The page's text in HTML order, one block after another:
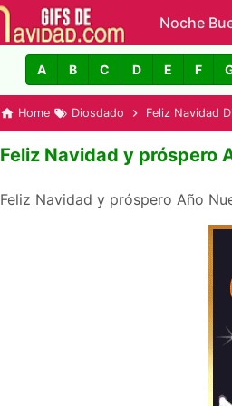
Noche
GIFs de
A B C D E F
Home Diosdado Feliz Navidad
Feliz Navidad y próspero
Feliz Navidad y próspero Año